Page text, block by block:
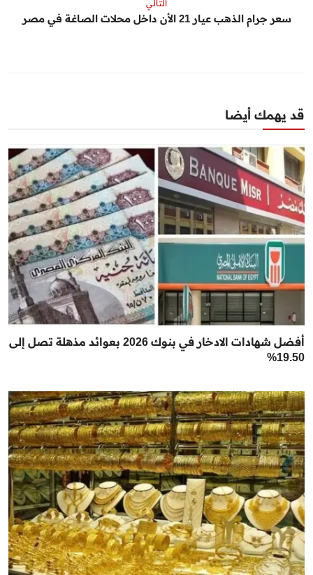
التالي
سعر جرام الذهب عيار 21 الأن داخل محلات الصاغة في مصر
قد يهمك أيضا
أفضل شهادات الادخار في بنوك 2026 بعوائد مذهلة تصل إلى
19.50%